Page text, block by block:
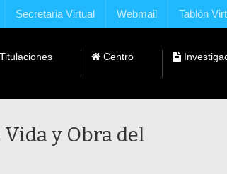
Secretaria Virtual Webmail Tablón
Titulaciones Centro
y Obra del